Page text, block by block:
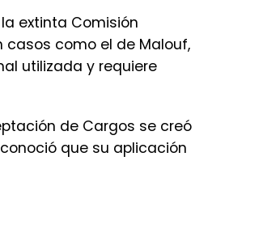
de Cargos se creó
que su aplicación
Procesal Penal
que su condena